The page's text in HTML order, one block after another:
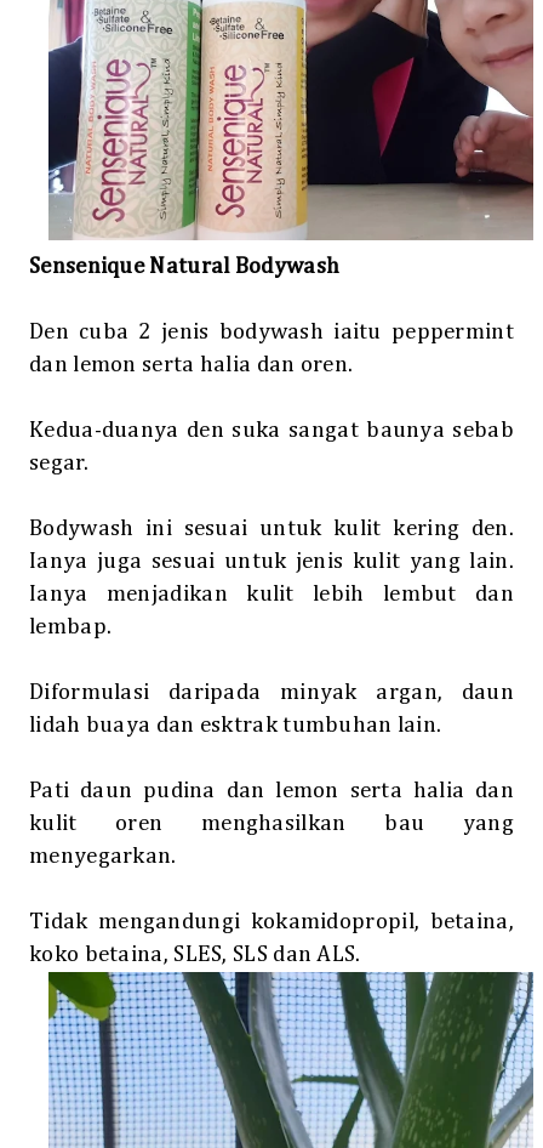
Sensenique Natural Bodywash
Den cuba 2 jenis bodywash iaitu peppermint
dan lemon serta halia dan oren.
Kedua-duanya den suka sangat baunya sebab
segar.
Bodywash ini sesuai untuk kulit kering den.
Ianya juga sesuai untuk jenis kulit yang lain.
Ianya menjadikan kulit lebih lembut dan
lembap.
Diformulasi daripada minyak argan, daun
lidah buaya dan esktrak tumbuhan lain.
Pati daun pudina dan lemon serta halia dan
kulit oren menghasilkan bau yang
menyegarkan.
Tidak mengandungi kokamidopropil, betaina,
koko betaina, SLES, SLS dan ALS.